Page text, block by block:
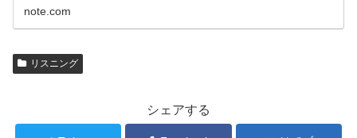
note.com
リスニング
シェアする